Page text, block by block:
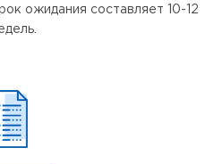
ожидания составляет 10-12